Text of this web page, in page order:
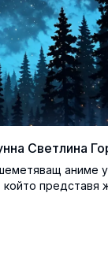
Светлина
аниме
който представя